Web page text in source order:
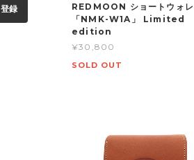
REDMOON ショートウォレ
「NMK-W1A」 Limited
edition
¥30,800
SOLD OUT
登録